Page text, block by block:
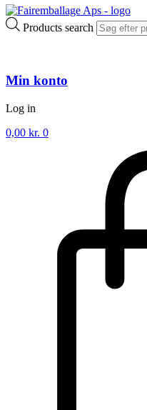
Products search
Min konto
Log in
0,00 kr. 0